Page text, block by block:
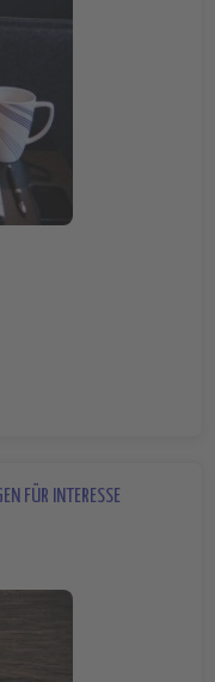
FÜR INTERESSE